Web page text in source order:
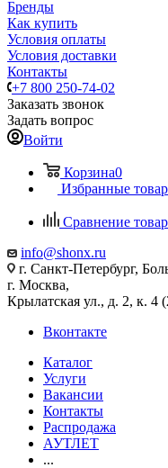
Бренды
Как купить
Условия оплаты
Условия доставки
Контакты
+7 800 250-74-02
Заказать звонок
Задать вопрос
Войти
Корзина0
Избранные
Сравнение
info@shonx.ru
г. Санкт-Петербург,
г. Москва,
Крылатская ул., д. 2, к. 4
Вконтакте
Каталог
Услуги
Вакансии
Контакты
Распродажа
АУТЛЕТ
...